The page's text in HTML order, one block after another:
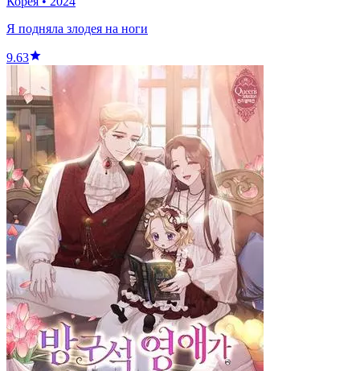
Я подняла злодея на ноги
9.63